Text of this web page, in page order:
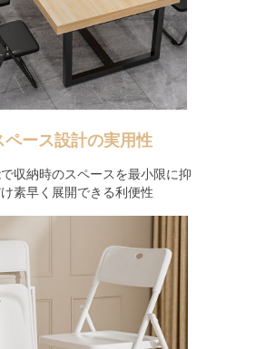
ペース設計の実用性
収納時のスペースを最小限に抑
素早く展開できる利便性